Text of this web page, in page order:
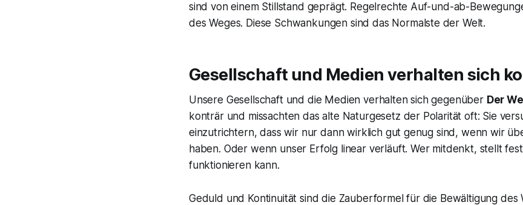
sind von einem Stillstand geprägt. Regelrechte Auf-und-ab-
des Weges. Diese Schwankungen sind das Normalste der Welt.
Gesellschaft und Medien verhalten sich
Unsere Gesellschaft und die Medien verhalten sich gegenüber Der
konträr und missachten das alte Naturgesetz der Polarität oft: Sie
einzutrichtern, dass wir nur dann wirklich gut genug sind, wenn wir
haben. Oder wenn unser Erfolg linear verläuft. Wer mitdenkt, stellt
funktionieren kann.
Geduld und Kontinuität sind die Zauberformel für die Bewältigung des